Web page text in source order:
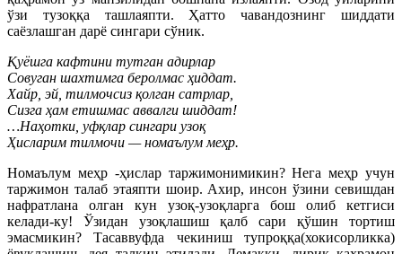
ўзи тузоққа ташлаяпти. Ҳатто чавандознинг шиддати
саёзлашган дарё сингари сўник.
Қуёшга кафтини тутган адирлар
Совуган шахтимга беролмас ҳиддат.
Хайр, эй, тилмочсиз қолган сатрлар,
Сизга ҳам етишмас аввалги шиддат!
…Наҳотки, уфқлар сингари узоқ
Ҳисларим тилмочи — номаълум меҳр.
Номаълум меҳр -ҳислар таржимонимикин? Нега меҳр учун
таржимон талаб этаяпти шоир. Ахир, инсон ўзини севишдан
нафратлана олган кун узоқ-узоқларга бош олиб кетгиси
келади-ку! Ўзидан узоқлашиш қалб сари қўшин тортиш
эмасмикин? Тасаввуфда чекиниш тупроққа(хокисорликка)